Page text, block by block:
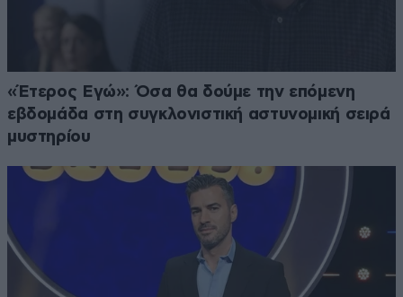
«Έτερος Εγώ»: Όσα θα δούμε την επόμενη
εβδομάδα στη συγκλονιστική αστυνομική σειρά
μυστηρίου